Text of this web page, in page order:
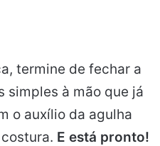
termine de fechar a
simples à mão que já
o auxílio da agulha
E está pronto!